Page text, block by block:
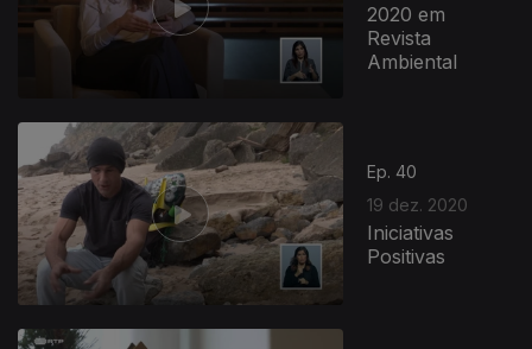
2020 em
Revista
Ambiental
Ep. 40
19 dez. 2020
Iniciativas
Positivas